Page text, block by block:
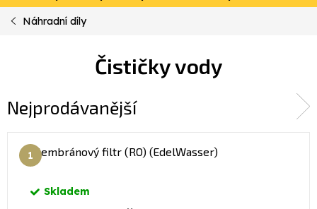
Náhradní díly
Čističky vody
Nejprodávanější
Membránový filtr (RO) (EdelWasser)
Skladem